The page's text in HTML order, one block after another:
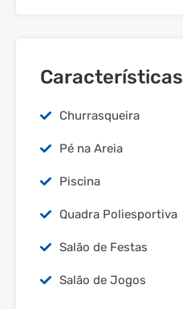
Características
Churrasqueira
Pé na Areia
Piscina
Quadra Poliesportiva
Salão de Festas
Salão de Jogos